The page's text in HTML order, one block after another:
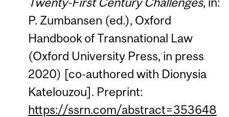
P. Zumbansen (ed.), Oxford
Handbook of Transnational Law
(Oxford University Press, in press
2020) [co-authored with Dionysia
Katelouzou]. Preprint:
https://ssrn.com/abstract=353648